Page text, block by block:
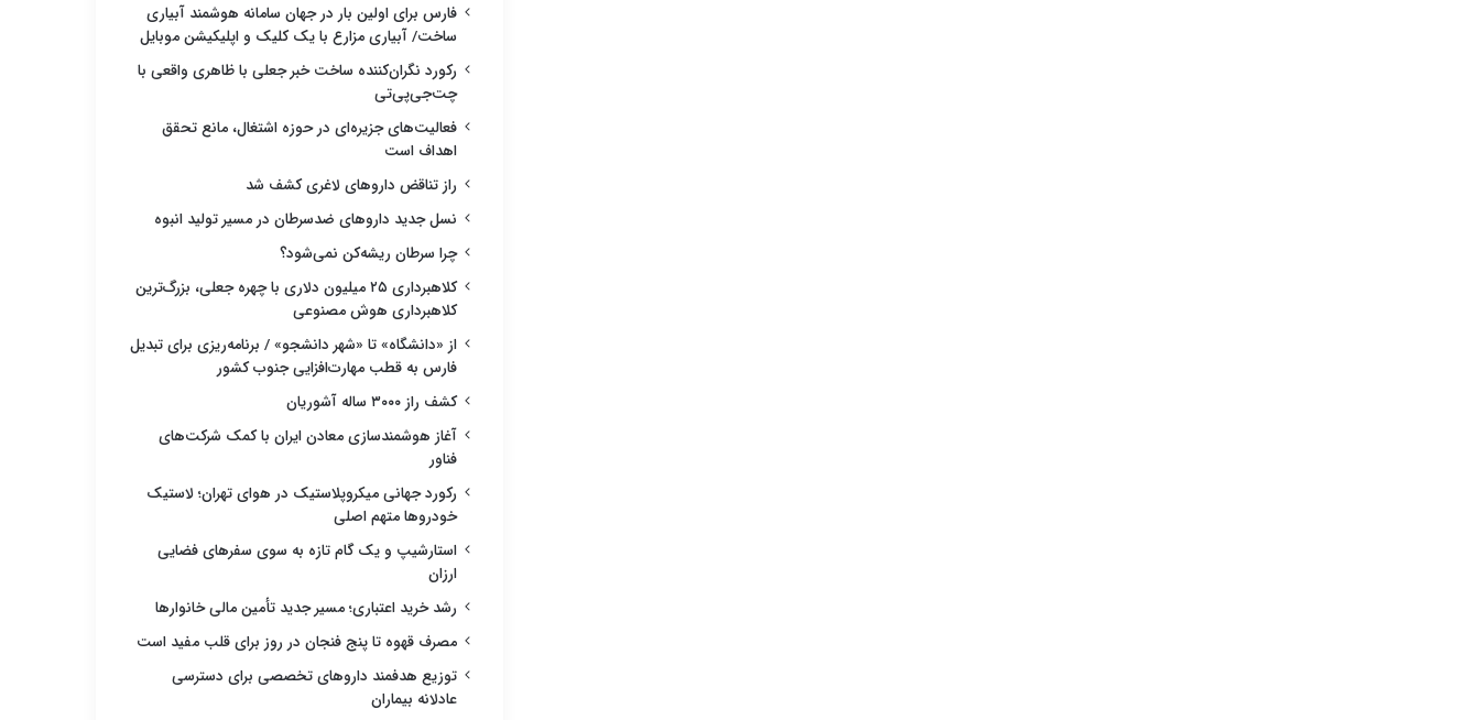
فارس برای اولین بار در جهان سامانه هوشمند آبیاری
ساخت/ آبیاری مزارع با یک کلیک و اپلیکیشن موبایل
رکورد نگران‌کننده ساخت خبر جعلی با ظاهری واقعی با
چت‌جی‌پی‌تی
فعالیت‌های جزیره‌ای در حوزه اشتغال، مانع تحقق
اهداف است
راز تناقض داروهای لاغری کشف شد
نسل جدید داروهای ضدسرطان در مسیر تولید انبوه
چرا سرطان ریشه‌کن نمی‌شود؟
کلاهبرداری ۲۵ میلیون دلاری با چهره جعلی، بزرگ‌ترین
کلاهبرداری هوش مصنوعی
از «دانشگاه» تا «شهر دانشجو» / برنامه‌ریزی برای تبدیل
فارس به قطب مهارت‌افزایی جنوب کشور
کشف راز ۳۰۰۰ ساله آشوریان
آغاز هوشمندسازی معادن ایران با کمک شرکت‌های
فناور
رکورد جهانی میکروپلاستیک در هوای تهران؛ لاستیک
خودروها متهم اصلی
استارشیپ و یک گام تازه به سوی سفرهای فضایی
ارزان
رشد خرید اعتباری؛ مسیر جدید تأمین مالی خانوارها
مصرف قهوه تا پنج فنجان در روز برای قلب مفید است
توزیع هدفمند داروهای تخصصی برای دسترسی
عادلانه بیماران